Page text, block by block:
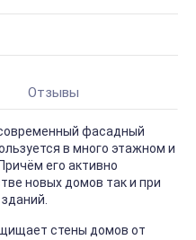
Отзывы
фасадный
в много этажном и
его активно
новых домов так и при
стены домов от